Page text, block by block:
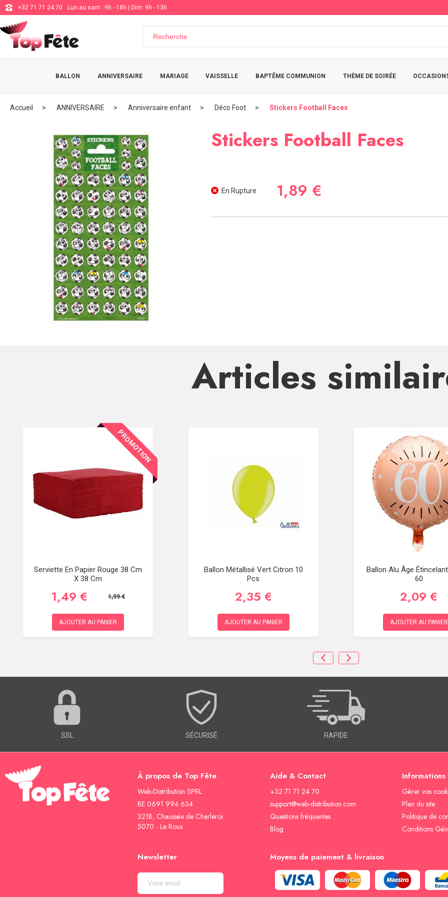
+32 71 71 24 70 Lun au sam : 9h - 18h | Dim: 9h - 13h
BALLON ANNIVERSAIRE MARIAGE VAISSELLE BAPTÊME COMMUNION THÈME DE SOIRÉE
Accueil ANNIVERSAIRE Anniversaire enfant Déco Foot Stickers Football Faces
Stickers Football Faces
En Rupture 1,89 €
Articles
PROMOTION
Serviette En Papier Rouge 38 Cm
X 38 Cm
1,49 € 1,99 €
AJOUTER AU PANIER
Ballon Métallisé Vert Citron 10
Pcs
2,35 €
AJOUTER AU PANIER
Ballon Alu Âge
60
2,09 €
AJOUTER AU PANIER
SSL SÉCURISÉ RAPIDE
À propos de Top Fête
Web-Distribution SPRL
BE 0691 994 634
321B, Chaussée de Charleroi
5070 - Le Roux
Aide & Contact
+32 71 71 24 70
support@web-distribution.com
Questions fréquentes
Blog
Gèrer vos
Plan du site
Politique de
Conditions
Newsletter Moyens de paiement & livraison